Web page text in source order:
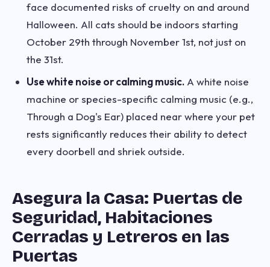
face documented risks of cruelty on and around
Halloween. All cats should be indoors starting
October 29th through November 1st, not just on
the 31st.
Use white noise or calming music. A white noise
machine or species-specific calming music (e.g.,
Through a Dog's Ear) placed near where your pet
rests significantly reduces their ability to detect
every doorbell and shriek outside.
Asegura la Casa: Puertas de
Seguridad, Habitaciones
Cerradas y Letreros en las
Puertas